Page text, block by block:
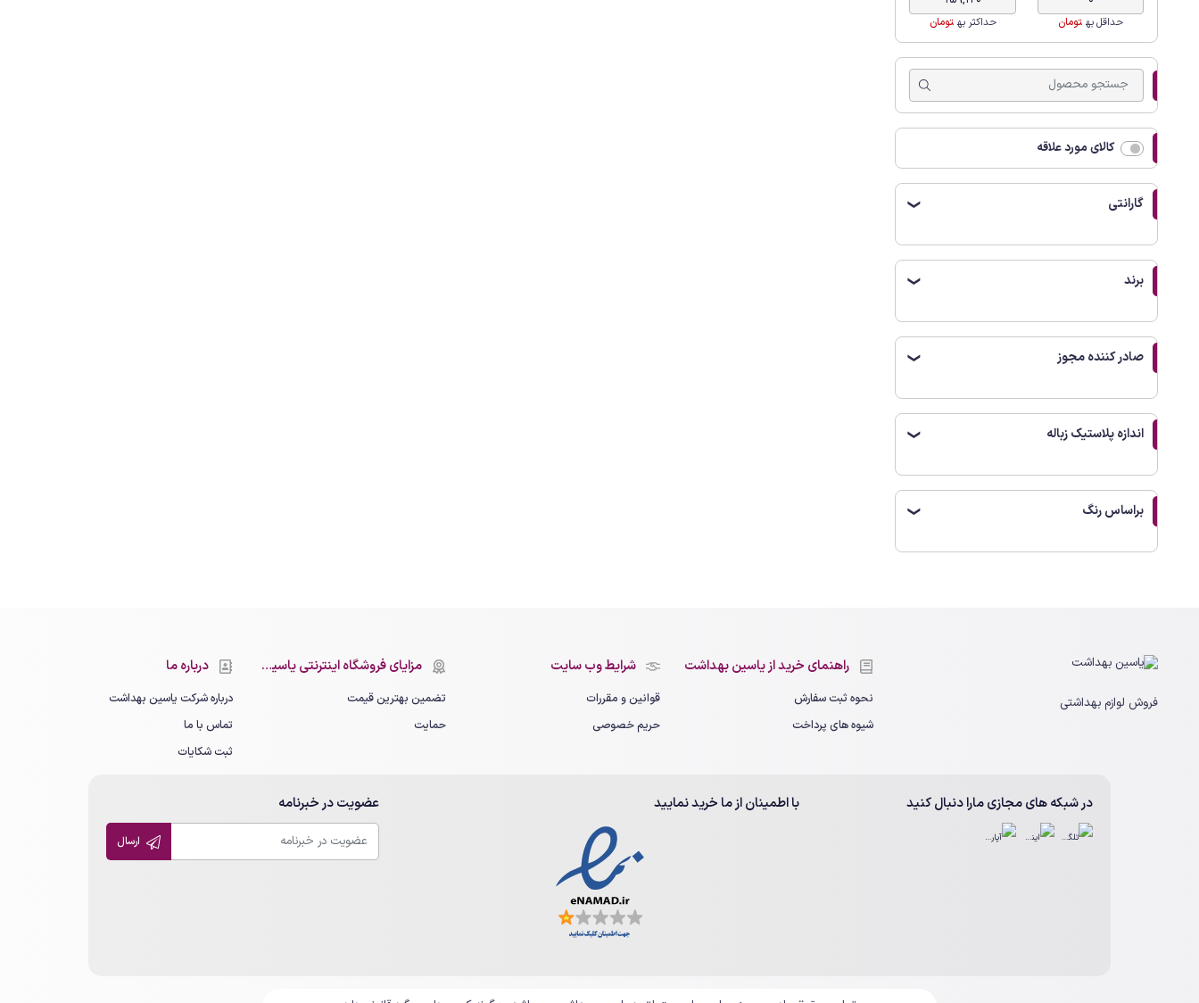
حداقل به تومان حداکثر به تومان
کالای مورد علاقه
گارانتی ❯
برند ❯
صادر کننده مجوز ❯
اندازه پلاستیک زباله ❯
براساس رنگ ❯
فروش لوازم بهداشتی
راهنمای خرید از یاسین بهداشت
نحوه ثبت سفارش
شیوه های پرداخت
شرایط وب سایت
قوانین و مقررات
حریم خصوصی
مزایای فروشگاه اینترنتی یاسین بهداشت
تضمین بهترین قیمت
حمایت
درباره ما
درباره شرکت یاسین بهداشت
تماس با ما
ثبت شکایات
در شبکه های مجازی مارا دنبال کنید با اطمینان از ما خرید نمایید عضویت در خبرنامه